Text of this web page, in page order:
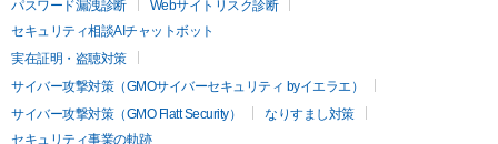
パスワード漏洩診断
Webサイトリスク診断
セキュリティ相談AIチャットボット
実在証明・盗聴対策
サイバー攻撃対策（GMOサイバーセキュリティ byイエラエ）
サイバー攻撃対策（GMO Flatt Security）
なりすまし対策
セキュリティ事業の軌跡